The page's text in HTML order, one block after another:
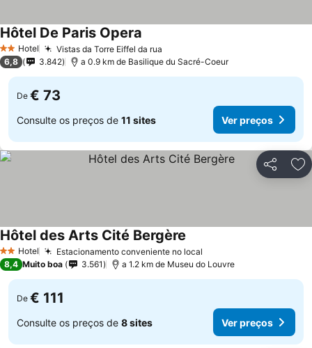
2 Estrelas
Hotel Vistas da Torre Eiffel da rua
Hôtel De Paris Opera
6,8 3.842 a 0.9 km de Basilique du Sacré-Coeur
De € 73
Consulte os preços de 11 sites Ver preços
Partilhar
2 Estrelas
Hotel Estacionamento conveniente no local
Hôtel des Arts Cité Bergère
8,4 Muito boa 3.561 a 1.2 km de Museu do Louvre
De € 111
Consulte os preços de 8 sites Ver preços